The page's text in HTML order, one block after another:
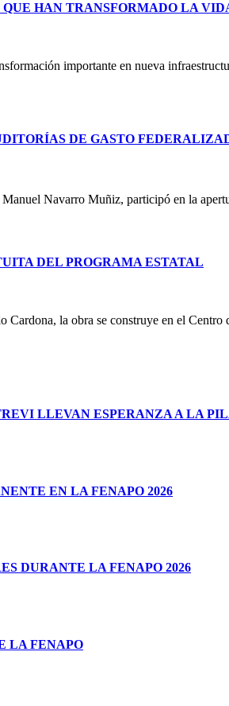
HAN TRANSFORMADO LA
importante en nueva
DE GASTO
Navarro Muñiz, participó en la
DEL PROGRAMA ESTATAL
Cardona, la obra se construye en el
LLEVAN ESPERANZA A LA
EN LA FENAPO 2026
DURANTE LA FENAPO 2026
LA FENAPO